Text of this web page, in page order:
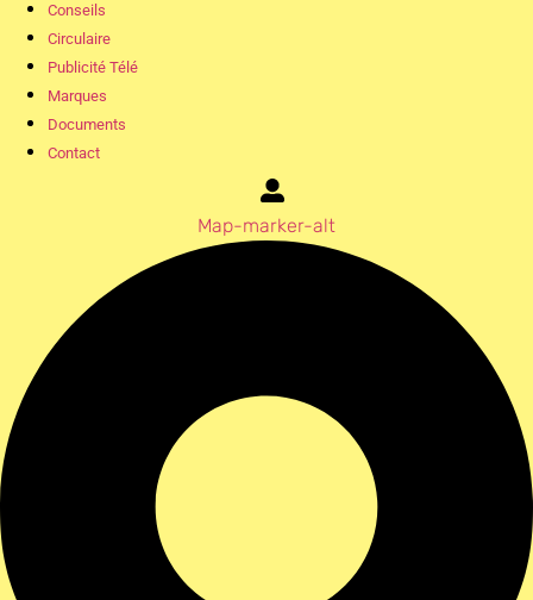
Conseils
Circulaire
Publicité Télé
Marques
Documents
Contact
Map-marker-alt